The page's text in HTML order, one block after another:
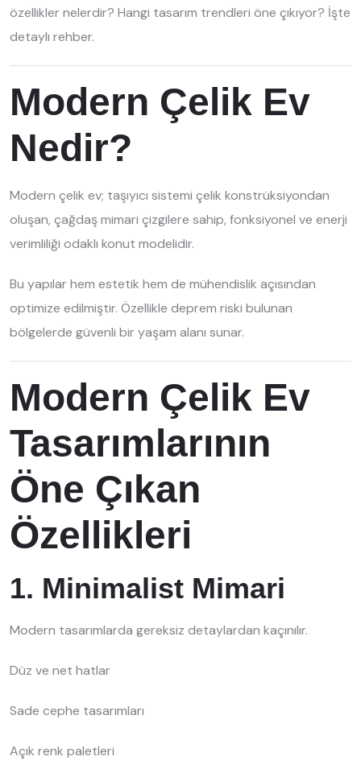
özellikler nelerdir? Hangi tasarım trendleri öne çıkıyor? İşte
detaylı rehber.
Modern Çelik Ev
Nedir?
Modern çelik ev; taşıyıcı sistemi çelik konstrüksiyondan
oluşan, çağdaş mimari çizgilere sahip, fonksiyonel ve enerji
verimliliği odaklı konut modelidir.
Bu yapılar hem estetik hem de mühendislik açısından
optimize edilmiştir. Özellikle deprem riski bulunan
bölgelerde güvenli bir yaşam alanı sunar.
Modern Çelik Ev
Tasarımlarının
Öne Çıkan
Özellikleri
1. Minimalist Mimari
Modern tasarımlarda gereksiz detaylardan kaçınılır.
Düz ve net hatlar
Sade cephe tasarımları
Açık renk paletleri